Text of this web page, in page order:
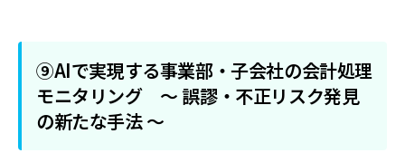
⑨AIで実現する事業部・子会社の会計処理
モニタリング ～ 誤謬・不正リスク発見
の新たな手法 ～